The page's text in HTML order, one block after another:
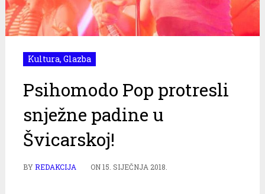
Kultura, Glazba
Psihomodo Pop protresli
snježne padine u
Švicarskoj!
BYREDAKCIJA ON15. SIJEČNJA 2018.